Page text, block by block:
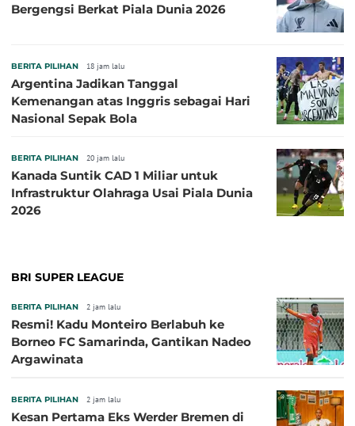
Bergengsi Berkat Piala Dunia 2026
BERITA PILIHAN 18 jam lalu
Argentina Jadikan Tanggal
Kemenangan atas Inggris sebagai Hari
Nasional Sepak Bola
BERITA PILIHAN 20 jam lalu
Kanada Suntik CAD 1 Miliar untuk
Infrastruktur Olahraga Usai Piala Dunia
2026
BRI SUPER LEAGUE
BERITA PILIHAN 2 jam lalu
Resmi! Kadu Monteiro Berlabuh ke
Borneo FC Samarinda, Gantikan Nadeo
Argawinata
BERITA PILIHAN 2 jam lalu
Kesan Pertama Eks Werder Bremen di